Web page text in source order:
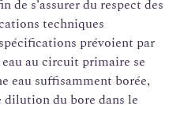
de s’assurer du respect des
techniques
prévoient par
au circuit primaire se
eau suffisamment borée,
du bore dans le